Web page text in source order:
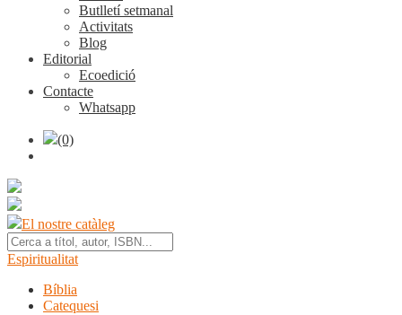
Butlletí setmanal
Activitats
Blog
Editorial
Ecoedició
Contacte
Whatsapp
(0)
El nostre catàleg
Espiritualitat
Bíblia
Catequesi